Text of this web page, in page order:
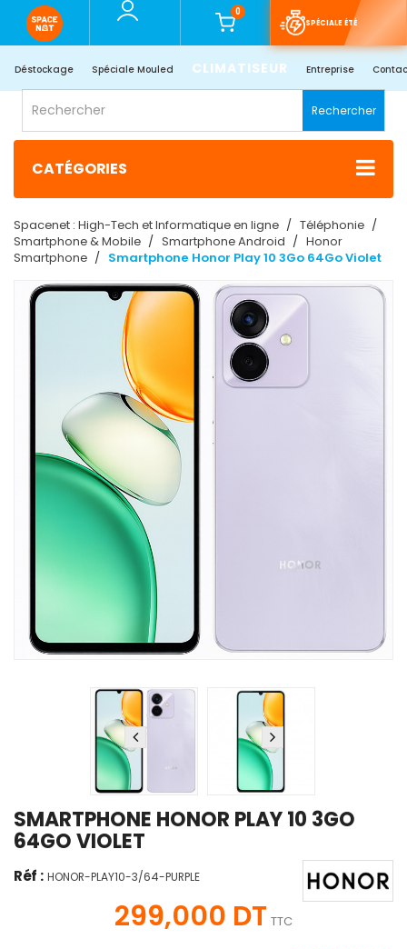
0
SPÉCIALE ÉTÉ
Déstockage Spéciale Mouled CLIMATISEUR Entreprise
Rechercher
CATÉGORIES
Spacenet : High-Tech et Informatique en ligne
Téléphonie
Smartphone & Mobile
Smartphone Android
Honor
Smartphone
Smartphone Honor Play 10 3Go 64Go Violet
SMARTPHONE HONOR PLAY 10 3GO
64GO VIOLET
Réf : HONOR-PLAY10-3/64-PURPLE
299,000 DT TTC